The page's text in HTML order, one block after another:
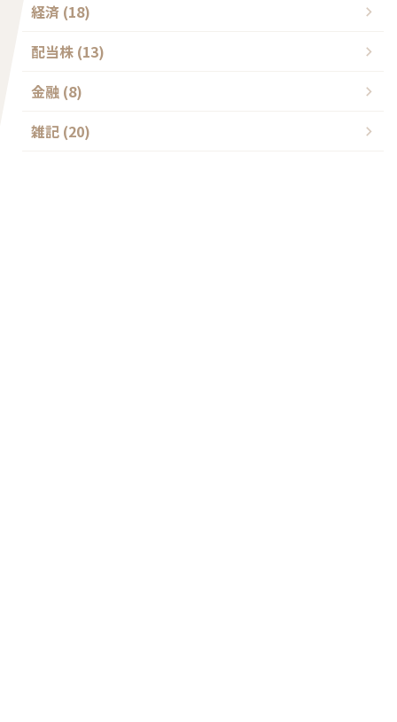
経済 (18)
配当株 (13)
金融 (8)
雑記 (20)